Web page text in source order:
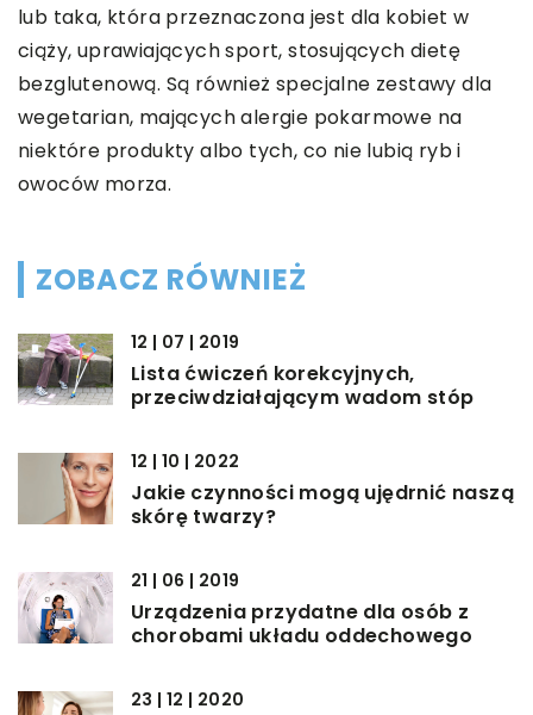
lub taka, która przeznaczona jest dla kobiet w
ciąży, uprawiających sport, stosujących dietę
bezglutenową. Są również specjalne zestawy dla
wegetarian, mających alergie pokarmowe na
niektóre produkty albo tych, co nie lubią ryb i
owoców morza.
ZOBACZ RÓWNIEŻ
12 | 07 | 2019
Lista ćwiczeń korekcyjnych,
przeciwdziałającym wadom stóp
12 | 10 | 2022
Jakie czynności mogą ujędrnić naszą
skórę twarzy?
21 | 06 | 2019
Urządzenia przydatne dla osób z
chorobami układu oddechowego
23 | 12 | 2020